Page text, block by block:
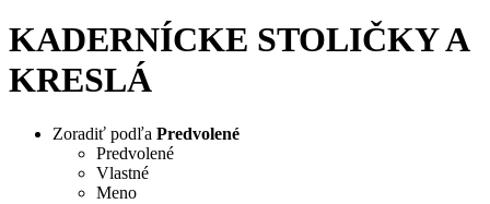
KADERNÍCKE STOLIČKY A
KRESLÁ
Zoradiť podľa Predvolené
Predvolené
Vlastné
Meno